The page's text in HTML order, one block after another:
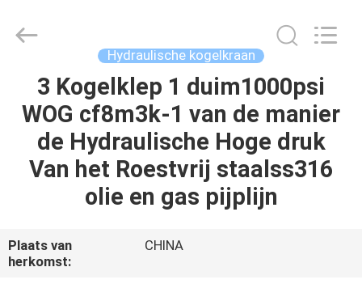
HUIS
PRODUCTEN
ONGEVEER
FABRIEKSREIS
Export
Co.,Ltd..
Hydraulische kogelkraan
3 Kogelklep 1 duim1000psi
WOG cf8m3k-1 van de manier
de Hydraulische Hoge druk
Van het Roestvrij staalss316
olie en gas pijplijn
Plaats van
herkomst:
CHINA